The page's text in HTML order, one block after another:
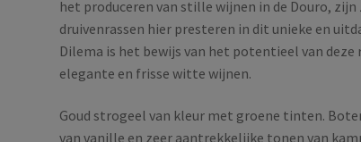
het produceren van stille wijnen in de Douro,
druivenrassen hier presteren in dit unieke en
Dilema is het bewijs van het potentieel van deze
elegante en frisse witte wijnen.
Goud strogeel van kleur met groene tinten.
van vanille en zeer aantrekkelijke tonen van